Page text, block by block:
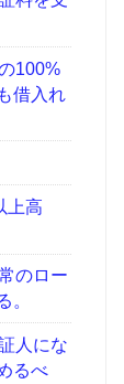
100%
借入れ
上高
のロー
。
人にな
るべ